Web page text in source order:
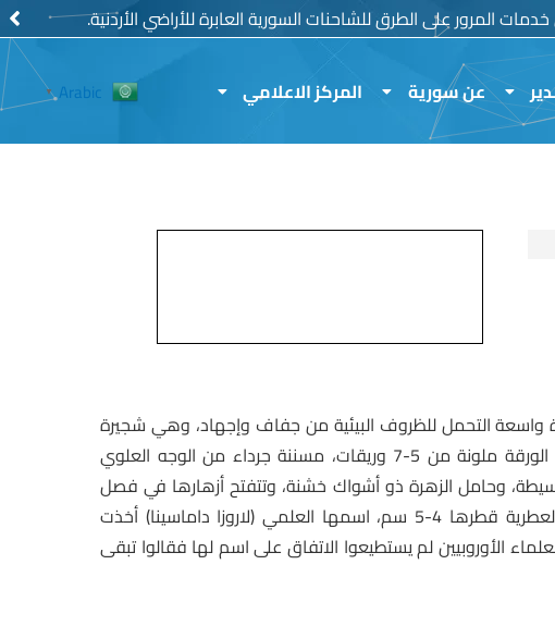
المرور على الطرق للشاحنات السورية العابرة للأراضي الأردنية.
عن سورية المركز الاعلامي Arabic
▼
واسعة التحمل للظروف البيئية من جفاف وإجهاد، وهي شجيرة
صغيرة الحجم متعددة السوق لها أشواك معكوفة، الورقة ملونة من 5-7 وريقات، مسننة جرداء من الوجه العلوي
وحامل الزهرة ذو أشواك خشنة، وتتفتح أزهارها في فصل
الربيع ,ولون الزهرة وردي فاتح وتتميز بأنها شديدة العطرية قطرها 4-5 سم، اسمها العلمي (لاروزا داماسينا) أخذت
الأوروبيين لم يستطيعوا الاتفاق على اسم لها فقالوا تبقى